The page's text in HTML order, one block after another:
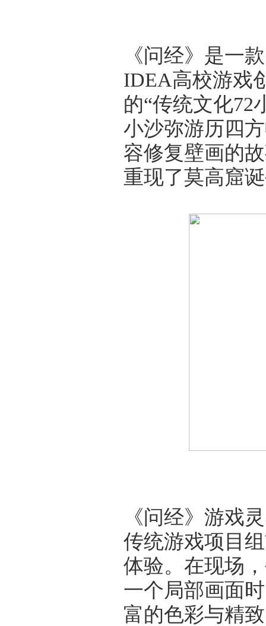
《问经》是一
IDEA高校游戏
的“传统文化72
小沙弥游历四
容修复壁画的
重现了莫高窟
《问经》游戏
传统游戏项目
体验。在现场
一个局部画面
富的色彩与精